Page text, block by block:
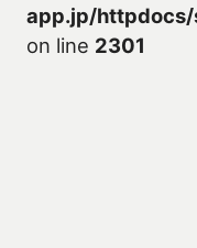
app.jp/httpdocs/
on line 2301